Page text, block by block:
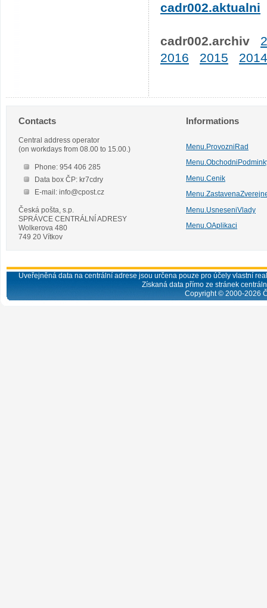
cadr002.aktualni
cadr002.archiv
2016
2015 2014
Contacts
Central address operator
(on workdays from 08.00 to 15.00.)
Phone: 954 406 285
Data box ČP: kr7cdry
E-mail: info@cpost.cz
Česká pošta, s.p.
SPRÁVCE CENTRÁLNÍ ADRESY
Wolkerova 480
749 20 Vítkov
Informations
Menu.ProvozniRad
Menu.Cenik
Menu.UsneseniVlady
Menu.OAplikaci
Uveřejněná data na centrální adrese jsou určena pouze pro účely vlastní
Získaná data přímo ze stránek
Copyright © 2000-2026